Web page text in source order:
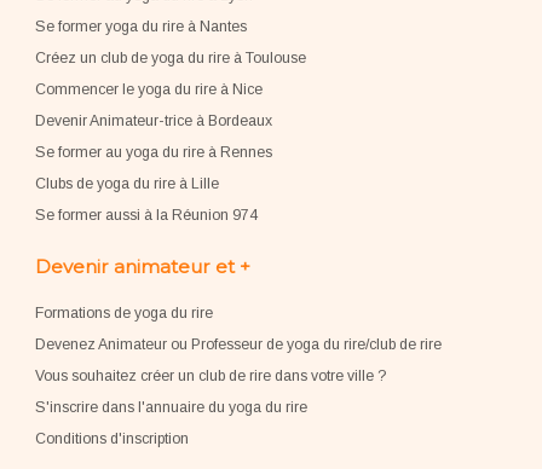
Se former yoga du rire à Nantes
Créez un club de yoga du rire à Toulouse
Commencer le yoga du rire à Nice
Devenir Animateur-trice à Bordeaux
Se former au yoga du rire à Rennes
Clubs de yoga du rire à Lille
Se former aussi à la Réunion 974
Devenir animateur et +
Formations de yoga du rire
Devenez Animateur ou Professeur de yoga du rire/club de rire
Vous souhaitez créer un club de rire dans votre ville ?
S'inscrire dans l'annuaire du yoga du rire
Conditions d'inscription